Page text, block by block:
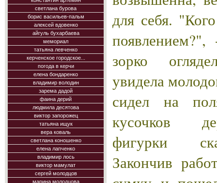
светлана бурова
борис васильев-пальм
алексей вдовенко
айгуль бухарбаева
мемориал
татьяна левченко
керченское городское...
погода в керчи
елена бондаренко
владимир володин
зарема дадой
фаина дерий
людмила десятова
виктор запорожец
татьяна ищук
вера коваль
светлана коношенко
елена лапченко
владимир лось
виктор мамулат
сергей молодцов
марина молодцова
для себя.
зорко
увидела
сидел на
кусочков
фигурки
Закончив